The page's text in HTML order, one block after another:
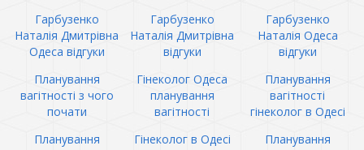
Гарбузенко
Наталія Дмитрівна
Одеса відгуки
Гарбузенко
Наталія Дмитрівна
відгуки
Гарбузенко
Наталія Одеса
відгуки
Планування
вагітності з чого
почати
Гінеколог Одеса
планування
вагітності
Планування
вагітності
гінеколог в Одесі
Планування
Гінеколог в Одесі
Планування